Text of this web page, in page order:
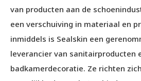
van producten aan de
een verschuiving in materiaal en
inmiddels is Sealskin een
leverancier van sanitairproducten
badkamerdecoratie. Ze richten